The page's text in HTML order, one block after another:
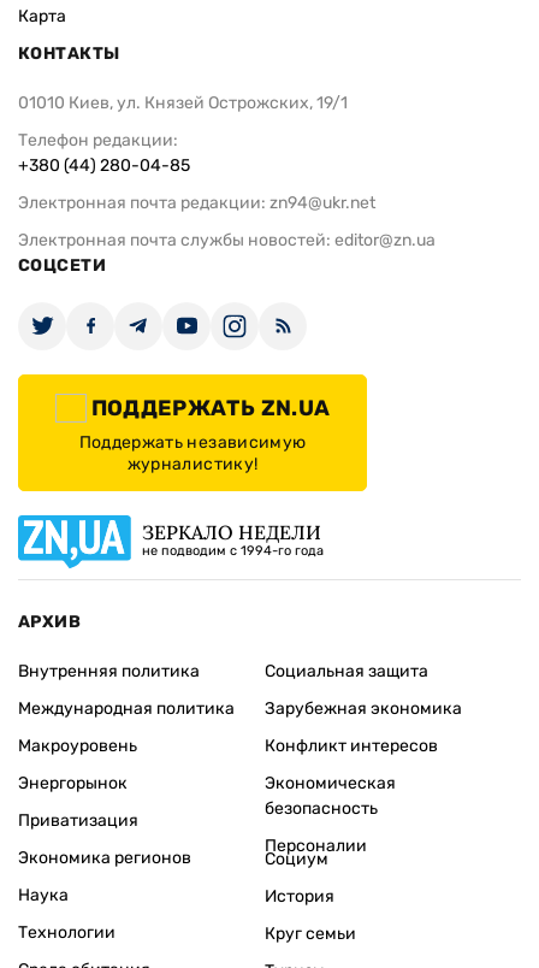
Карта
КОНТАКТЫ
01010 Киев, ул. Князей Острожских, 19/1
Телефон редакции:
+380 (44) 280-04-85
Электронная почта редакции: zn94@ukr.net
Электронная почта службы новостей: editor@zn.ua
СОЦСЕТИ
ПОДДЕРЖАТЬ ZN.UA
Поддержать независимую
журналистику!
ЗЕРКАЛО НЕДЕЛИ
не подводим с 1994-го года
АРХИВ
Внутренняя политика
Международная политика
Макроуровень
Энергорынок
Приватизация
Экономика регионов
Социальная защита
Зарубежная экономика
Конфликт интересов
Экономическая
безопасность
Персоналии
Наука
Технологии
Социум
История
Круг семьи